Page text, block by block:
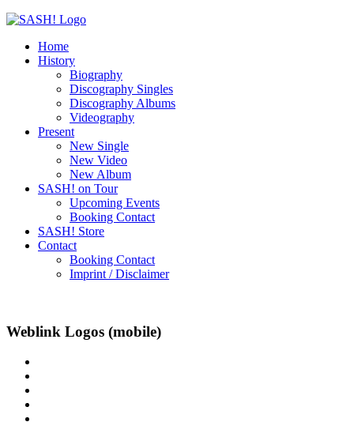
Home
History
Biography
Discography Singles
Discography Albums
Videography
Present
New Single
New Video
New Album
SASH! on Tour
Upcoming Events
Booking Contact
SASH! Store
Contact
Booking Contact
Imprint / Disclaimer
Weblink Logos (mobile)